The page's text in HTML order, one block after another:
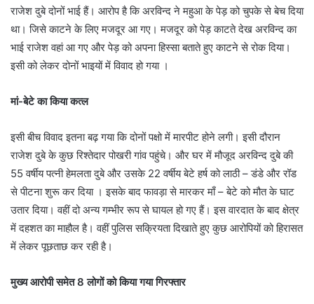
राजेश दुबे दोनों भाई हैं। आरोप है कि अरविन्द ने महुआ के पेड़ को चुपके से बेच दिया
था। जिसे काटने के लिए मजदूर आ गए। मजदूर को पेड़ काटते देख अरविन्द का
भाई राजेश वहां आ गए और पेड़ को अपना हिस्सा बताते हुए काटने से रोक दिया।
इसी को लेकर दोनों भाइयों में विवाद हो गया ।
मां-बेटे का किया कत्ल
इसी बीच विवाद इतना बढ़ गया कि दोनों पक्षो में मारपीट होने लगी। इसी दौरान
राजेश दुबे के कुछ रिश्तेदार पोखरी गांव पहुंचे। और घर में मौजूद अरविन्द दुबे की
55 वर्षीय पत्नी हेमलता दुबे और उसके 22 वर्षीय बेटे हर्ष को लाठी – डंडे और रॉड
से पीटना शुरू कर दिया । इसके बाद फावड़ा से मारकर माँ – बेटे को मौत के घाट
उतार दिया। वहीं दो अन्य गम्भीर रूप से घायल हो गए हैं। इस वारदात के बाद क्षेत्र
में दहशत का माहौल है। वहीं पुलिस सक्रियता दिखाते हुए कुछ आरोपियों को हिरासत
में लेकर पूछताछ कर रही है।
मुख्य आरोपी समेत 8 लोगों को किया गया गिरफ्तार